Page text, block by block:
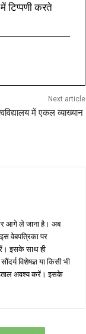
टिप्पणी करते
Next article
में एकल व्याख्यान
आगे ले जाना है। अब
वेबपत्रिका पर
इसके साथ ही
विशेषज्ञ या किसी भी
अवश्य करें। इसके